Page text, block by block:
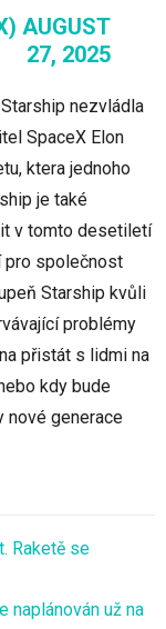
AUGUST
27, 2025
nezvládla
SpaceX Elon
ktera jednoho
je také
v tomto desetiletí
pro společnost
Starship kvůli
problémy
přistát s lidmi na
kdy bude
generace
Raketě se
naplánován už na